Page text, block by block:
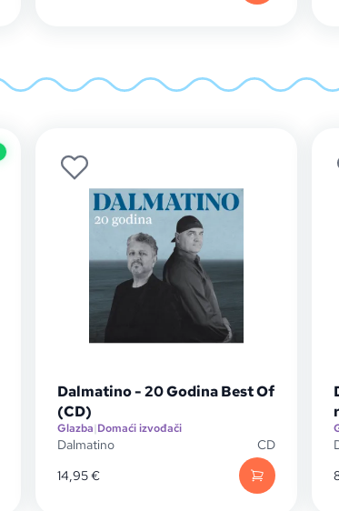
Dalmatino - 20 Godina Best Of
(CD)
Glazba|Domaći izvođači
Dalmatino
CD
14,95€